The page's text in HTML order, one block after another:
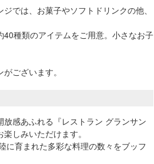
では、お菓子やソフトドリンクの他、
種類のアイテムをご用意。小さなお子
ございます。
感あふれる『レストラン グランサン
しみいただけます。
に育まれた多彩な料理の数々をブッフ